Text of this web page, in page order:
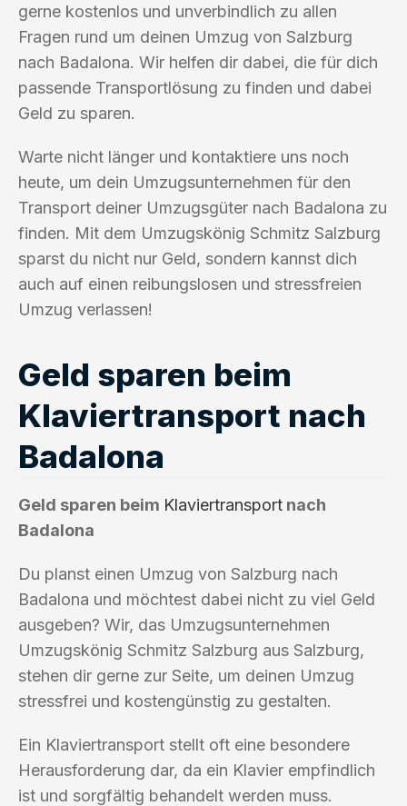
gerne kostenlos und unverbindlich zu allen
Fragen rund um deinen Umzug von Salzburg
nach Badalona. Wir helfen dir dabei, die für dich
passende Transportlösung zu finden und dabei
Geld zu sparen.
Warte nicht länger und kontaktiere uns noch
heute, um dein Umzugsunternehmen für den
Transport deiner Umzugsgüter nach Badalona zu
finden. Mit dem Umzugskönig Schmitz Salzburg
sparst du nicht nur Geld, sondern kannst dich
auch auf einen reibungslosen und stressfreien
Umzug verlassen!
Geld sparen beim
Klaviertransport nach
Badalona
Geld sparen beim Klaviertransport nach
Badalona
Du planst einen Umzug von Salzburg nach
Badalona und möchtest dabei nicht zu viel Geld
ausgeben? Wir, das Umzugsunternehmen
Umzugskönig Schmitz Salzburg aus Salzburg,
stehen dir gerne zur Seite, um deinen Umzug
stressfrei und kostengünstig zu gestalten.
Ein Klaviertransport stellt oft eine besondere
Herausforderung dar, da ein Klavier empfindlich
ist und sorgfältig behandelt werden muss.